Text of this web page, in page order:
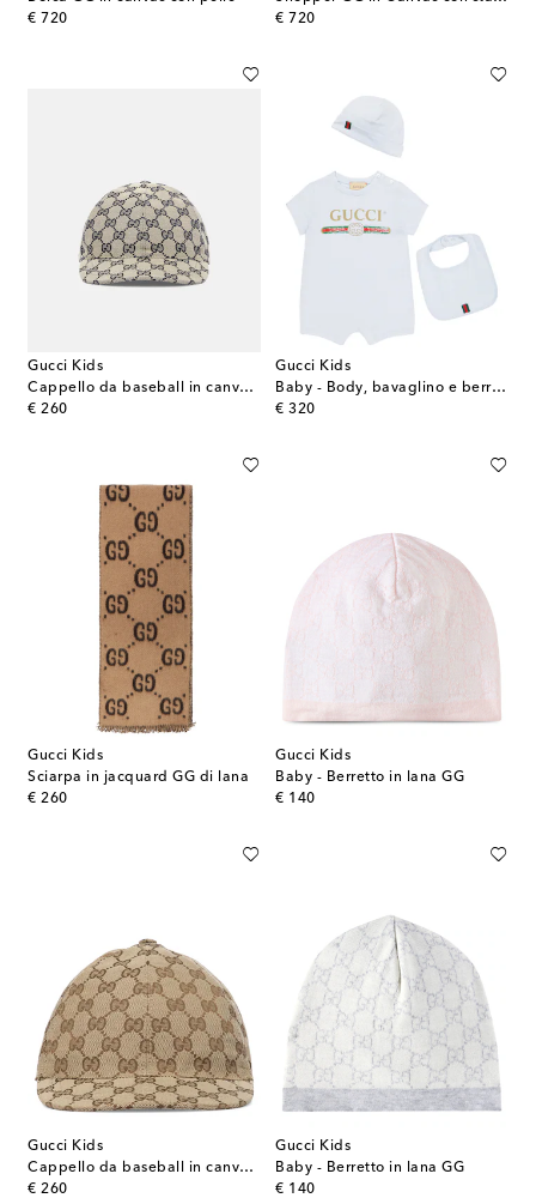
€ 720
original price
€ 720
original price
Gucci Kids
Cappello da baseball in canvas GG
€ 260
original price
Gucci Kids
Baby - Body, bavaglino e berretto in cotone
€ 320
original price
Gucci Kids
Sciarpa in jacquard GG di lana
€ 260
original price
Gucci Kids
Baby - Berretto in lana GG
€ 140
original price
Gucci Kids
Cappello da baseball in canvas GG Supreme
€ 260
original price
Gucci Kids
Baby - Berretto in lana GG
€ 140
original price